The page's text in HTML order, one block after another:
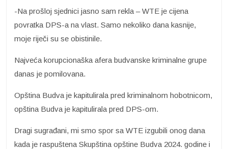
-Na prošloj sjednici jasno sam rekla – WTE je cijena
povratka DPS-a na vlast. Samo nekoliko dana kasnije,
moje riječi su se obistinile.
Najveća korupcionaška afera budvanske kriminalne grupe
danas je pomilovana.
Opština Budva je kapitulirala pred kriminalnom hobotnicom,
opština Budva je kapitulirala pred DPS-om.
Dragi sugrađani, mi smo spor sa WTE izgubili onog dana
kada je raspuštena Skupština opštine Budva 2024. godine i